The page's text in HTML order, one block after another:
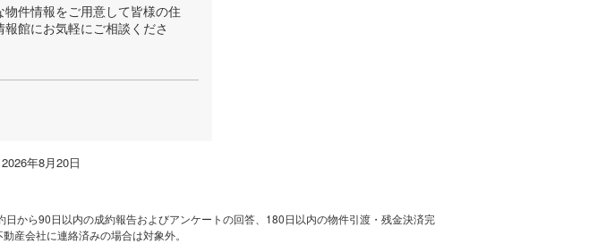
件情報をご用意して皆様の住
館にお気軽にご相談くださ
年8月20日
日から90日以内の成約報告およびアンケートの回答、180日以内の物件引渡・残金決済完
産会社に連絡済みの場合は対象外。